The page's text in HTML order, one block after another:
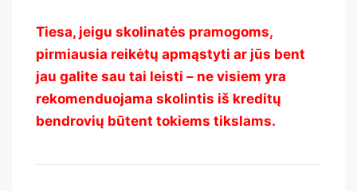
Tiesa, jeigu skolinatės pramogoms,
pirmiausia reikėtų apmąstyti ar jūs bent
jau galite sau tai leisti – ne visiem yra
rekomenduojama skolintis iš kreditų
bendrovių būtent tokiems tikslams.